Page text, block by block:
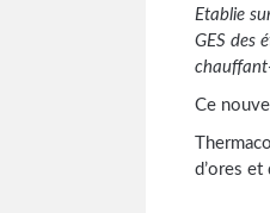
Etablie
GES des
Ce
d’ores